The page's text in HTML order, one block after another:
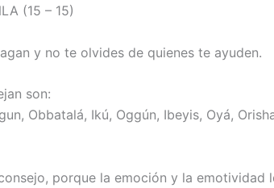
(15 – 15)
y no te olvides de quienes te ayuden.
son:
Obbatalá, Ikú, Oggún, Ibeyis, Oyá,
porque la emoción y la emotividad